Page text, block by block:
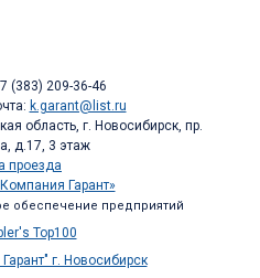
(383) 209-36-46
k.garant@list.ru
область, г. Новосибирск, пр.
д.17, 3 этаж
проезда
Гарант»
обеспечение предприятий